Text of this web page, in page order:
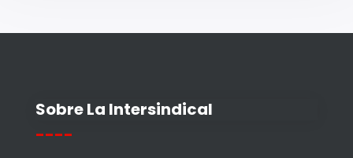
Sobre La Intersindical
----